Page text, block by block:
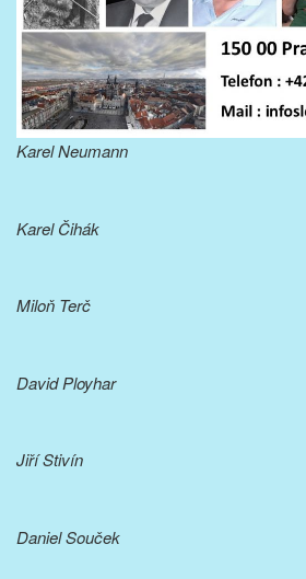
Karel Neumann
Karel Čihák
Miloň Terč
David Ployhar
Jiří Stivín
Daniel Souček